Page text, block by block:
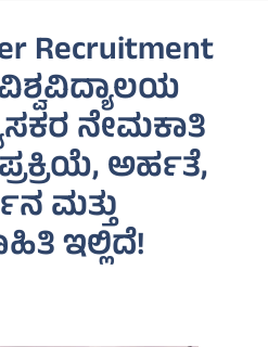
Recruitment
ನೇಮಕಾತಿ
ಅರ್ಹತೆ,
ಮತ್ತು
ಇಲ್ಲಿದೆ!